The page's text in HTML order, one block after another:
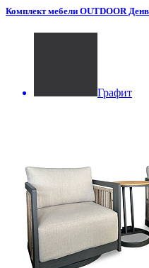
Комплект мебели OUTDOOR
Графит